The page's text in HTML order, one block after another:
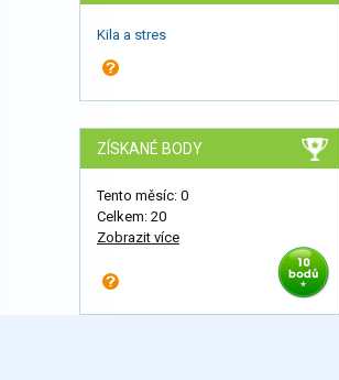
Kila a stres
ZÍSKANÉ BODY
Tento měsíc: 0
Celkem: 20
Zobrazit více